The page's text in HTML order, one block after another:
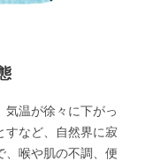
気温が徐々に下がっ
すなど、自然界に寂
、喉や肌の不調、便